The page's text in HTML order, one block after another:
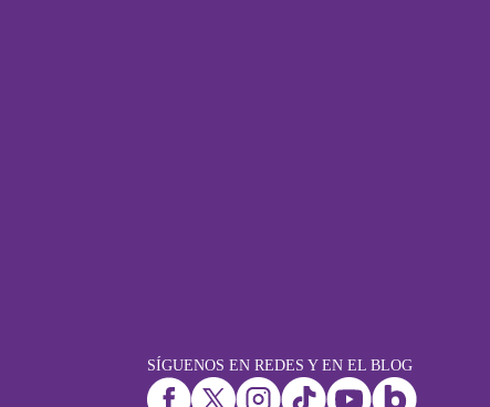
SÍGUENOS EN REDES Y EN EL BLOG